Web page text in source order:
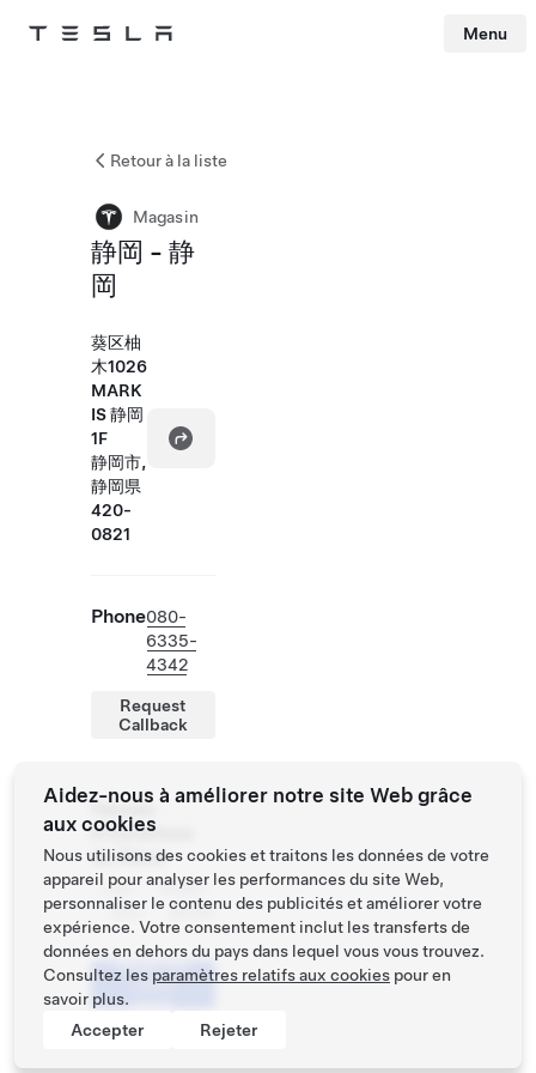
Tesla Menu
Retour à la liste
Magasin
静岡 - 静
岡
葵区柚
木1026
MARK
IS 静岡
1F
静岡市,
静岡県
420-
0821
Phone080-
6335-
4342
Request
Callback
Heures
d'ouverture
du Store
Lun -
Dim
10:00 -
20:00
Réserver
votre
Aidez-nous à améliorer notre site Web grâce
aux cookies
Nous utilisons des cookies et traitons les données de votre
appareil pour analyser les performances du site Web,
personnaliser le contenu des publicités et améliorer votre
expérience. Votre consentement inclut les transferts de
données en dehors du pays dans lequel vous vous trouvez.
Consultez les paramètres relatifs aux cookies pour en
savoir plus.
Accepter
Rejeter